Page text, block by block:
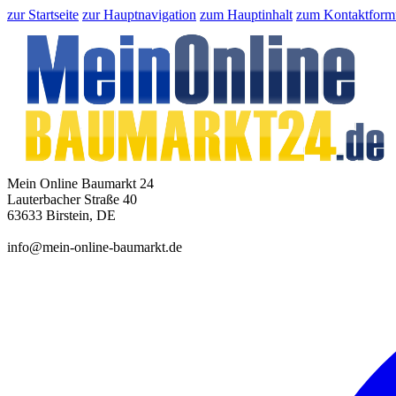
zur Startseite zur Hauptnavigation zum Hauptinhalt zum
Mein Online Baumarkt 24
Lauterbacher Straße 40
63633 Birstein, DE
info@mein-online-baumarkt.de